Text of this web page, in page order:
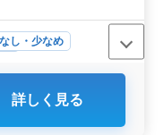
し・少なめ
整備のお仕事は、
詳しく見る